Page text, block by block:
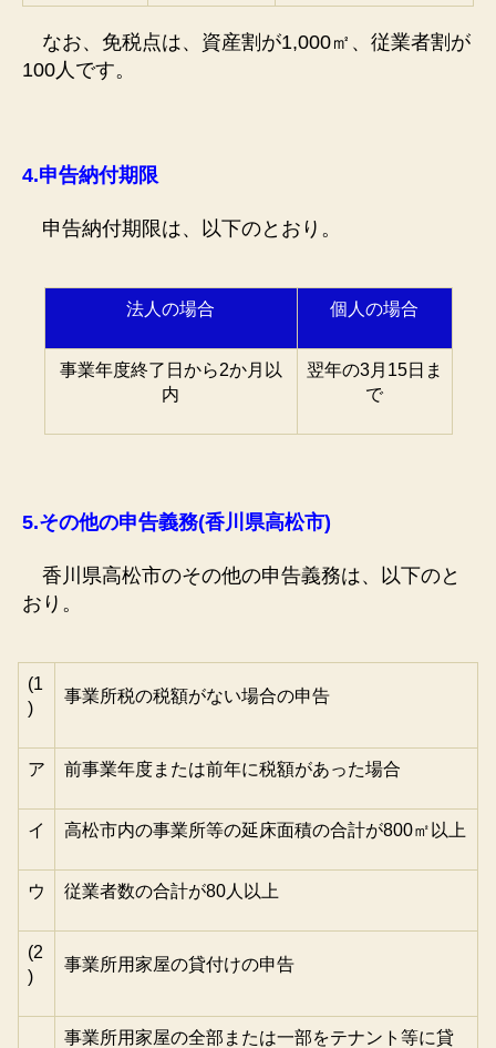
なお、免税点は、資産割が1,000㎡、従業者割が
100人です。
4.申告納付期限
申告納付期限は、以下のとおり。
法人の場合 個人の場合
事業年度終了日から2か月以
内
翌年の3月15日ま
で
5.その他の申告義務(香川県高松市)
香川県高松市のその他の申告義務は、以下のと
おり。
(1
)
事業所税の税額がない場合の申告
ア 前事業年度または前年に税額があった場合
イ 高松市内の事業所等の延床面積の合計が800㎡以上
ウ 従業者数の合計が80人以上
(2
)
事業所用家屋の貸付けの申告
事業所用家屋の全部または一部をテナント等に貸